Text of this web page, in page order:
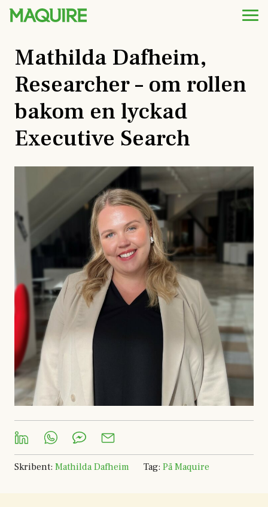
Mathilda Dafheim,
Researcher – om rollen
bakom en lyckad
Executive Search
Skribent: Mathilda Dafheim Tag: På Maquire